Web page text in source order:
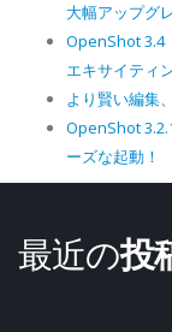
大幅アップグ
OpenShot 3.4
エキサイティ
より賢い編集
OpenShot
ーズな起動！
最近の投